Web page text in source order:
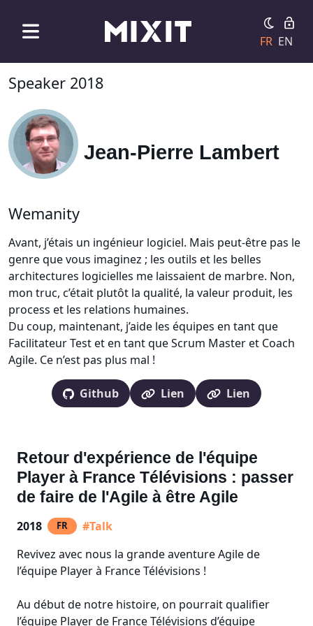
FR EN
Speaker 2018
Jean-Pierre Lambert
Wemanity
Avant, j’étais un ingénieur logiciel. Mais peut-être pas le
genre que vous imaginez ; les outils et les belles
architectures logicielles me laissaient de marbre. Non,
mon truc, c’était plutôt la qualité, la valeur produit, les
process et les relations humaines.
Du coup, maintenant, j’aide les équipes en tant que
Facilitateur Test et en tant que Scrum Master et Coach
Agile. Ce n’est pas plus mal !
Github Lien Lien
Retour d'expérience de l'équipe
Player à France Télévisions : passer
de faire de l'Agile à être Agile
2018 FR
#Talk
Revivez avec nous la grande aventure Agile de
l’équipe Player à France Télévisions !
Au début de notre histoire, on pourrait qualifier
l’équipe Player de France Télévisions d’équipe